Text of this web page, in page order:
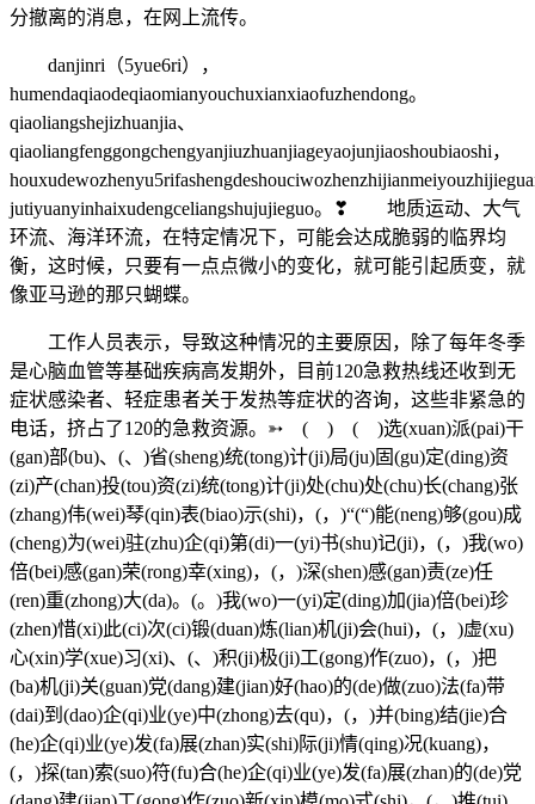
分撤离的消息，在网上流传。
danjinri（5yue6ri），
humendaqiaodeqiaomianyouchuxianxiaofuzhendong。
qiaoliangshejizhuanjia、
qiaoliangfenggongchengyanjiuzhuanjiageyaojunjiaoshoubiaoshi，
jutiyuanyinhaixudengceliangshujujieguo。❣ 地质运动、大气
环流、海洋环流，在特定情况下，可能会达成脆弱的临界均
衡，这时候，只要有一点点微小的变化，就可能引起质变，就
像亚马逊的那只蝴蝶。
工作人员表示，导致这种情况的主要原因，除了每年冬季
是心脑血管等基础疾病高发期外，目前120急救热线还收到无
症状感染者、轻症患者关于发热等症状的咨询，这些非紧急的
电话，挤占了120的急救资源。➳ ( ) ( )选(xuan)派(pai)干
(gan)部(bu)、(、)省(sheng)统(tong)计(ji)局(ju)固(gu)定(ding)资
(zi)产(chan)投(tou)资(zi)统(tong)计(ji)处(chu)处(chu)长(chang)张
(zhang)伟(wei)琴(qin)表(biao)示(shi)，(，)“(“)能(neng)够(gou)成
(cheng)为(wei)驻(zhu)企(qi)第(di)一(yi)书(shu)记(ji)，(，)我(wo)
倍(bei)感(gan)荣(rong)幸(xing)，(，)深(shen)感(gan)责(ze)任
(ren)重(zhong)大(da)。(。)我(wo)一(yi)定(ding)加(jia)倍(bei)珍
(zhen)惜(xi)此(ci)次(ci)锻(duan)炼(lian)机(ji)会(hui)，(，)虚(xu)
心(xin)学(xue)习(xi)、(、)积(ji)极(ji)工(gong)作(zuo)，(，)把
(ba)机(ji)关(guan)党(dang)建(jian)好(hao)的(de)做(zuo)法(fa)带
(dai)到(dao)企(qi)业(ye)中(zhong)去(qu)，(，)并(bing)结(jie)合
(he)企(qi)业(ye)发(fa)展(zhan)实(shi)际(ji)情(qing)况(kuang)，
(，)探(tan)索(suo)符(fu)合(he)企(qi)业(ye)发(fa)展(zhan)的(de)党